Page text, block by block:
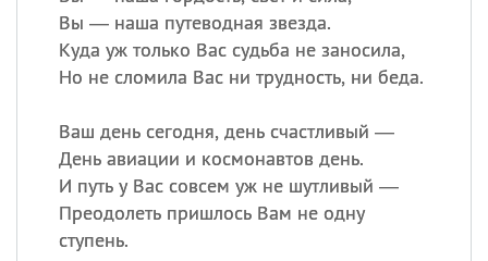
Вы — наша путеводная звезда.
Куда уж только Вас судьба не заносила,
Но не сломила Вас ни трудность, ни беда.
Ваш день сегодня, день счастливый —
День авиации и космонавтов день.
И путь у Вас совсем уж не шутливый —
Преодолеть пришлось Вам не одну
ступень.